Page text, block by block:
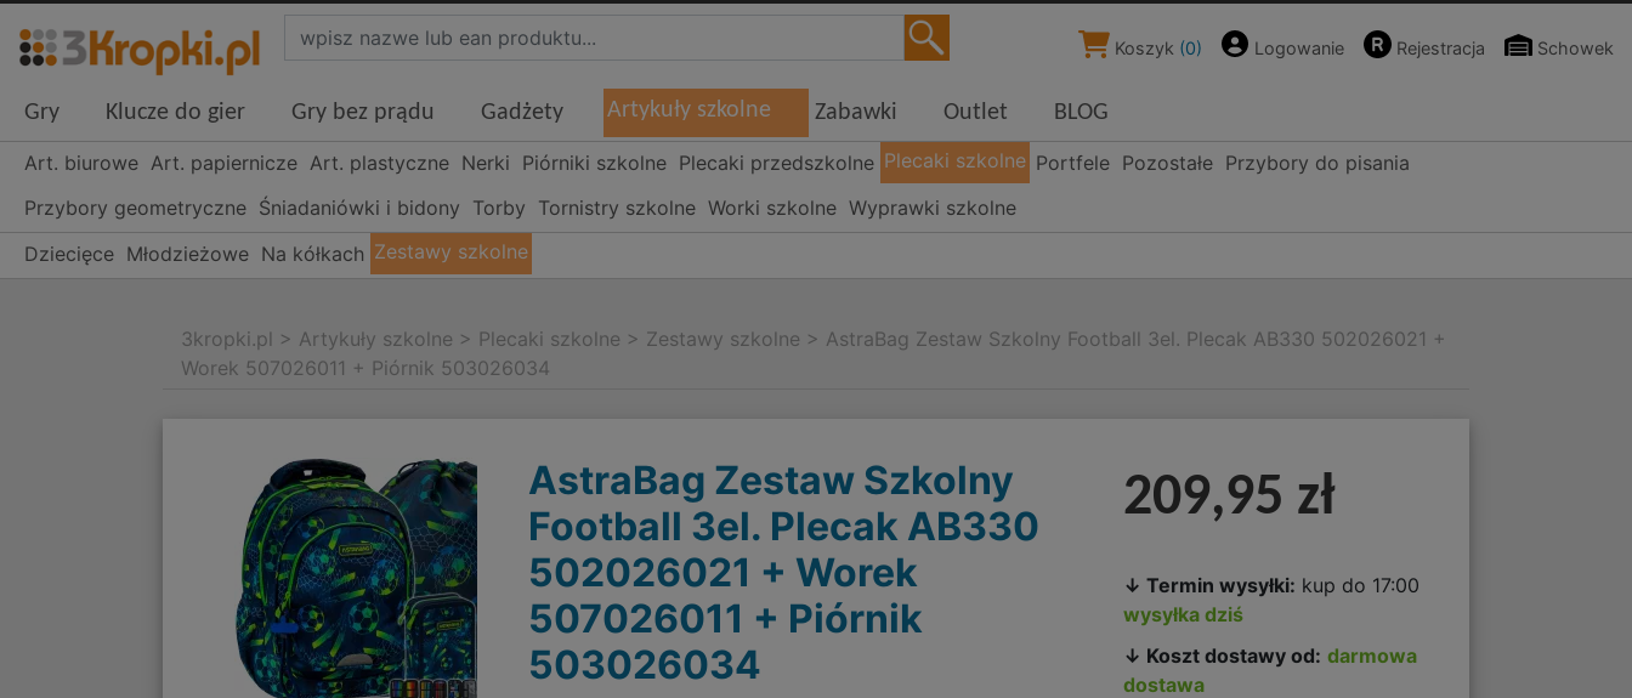
Koszyk (0) Logowanie Rejestracja Schowek
Gry Klucze do gier Gry bez prądu Gadżety Artykuły szkolne Zabawki Outlet BLOG
Art. biurowe Art. papiernicze Art. plastyczne Nerki Piórniki szkolne Plecaki przedszkolne Plecaki szkolne Portfele Pozostałe Przybory do pisania
Przybory geometryczne Śniadaniówki i bidony Torby Tornistry szkolne Worki szkolne Wyprawki szkolne
Dziecięce Młodzieżowe Na kółkach Zestawy szkolne
3kropki.pl > Artykuły szkolne > Plecaki szkolne > Zestawy szkolne > AstraBag Zestaw Szkolny Football 3el. Plecak AB330 502026021 +
Worek 507026011 + Piórnik 503026034
AstraBag Zestaw Szkolny
Football 3el. Plecak AB330
502026021 + Worek
507026011 + Piórnik
503026034
209,95 zł
↓ Termin wysyłki: kup do 17:00
wysyłka dziś
↓ Koszt dostawy od: darmowa
dostawa